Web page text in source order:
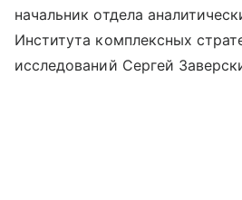
начальник отдела
Института комплексных
исследований Сергей